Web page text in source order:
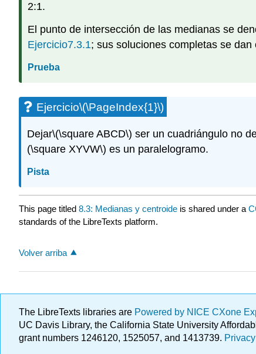
2:1.
El punto de intersección de las medianas se
Ejercicio7.3.1; sus soluciones completas se dan
Prueba
Ejercicio\(\PageIndex{1}\)
Dejar\(\square ABCD\) ser un cuadriángulo no
(\square XYVW\) es un paralelogramo.
Pista
This page titled 8.3: Medianas y centroide is shared under a
standards of the LibreTexts platform.
Volver arriba
The LibreTexts libraries are Powered by NICE CXone
UC Davis Library, the California State University
grant numbers 1246120, 1525057, and 1413739.